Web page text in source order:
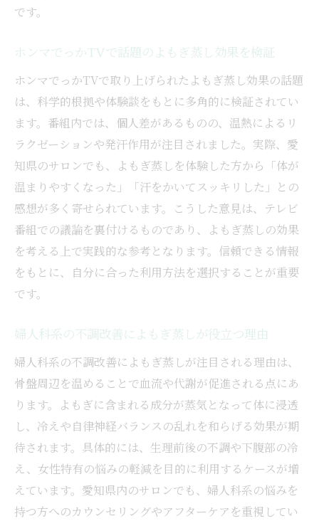
です。
ホンマでっかTVで話題のよもぎ蒸し効果を検証
ホンマでっかTVで取り上げられたよもぎ蒸し効果の話題
は、科学的根拠や体験談をもとに多角的に検証されてい
ます。番組内では、個人差があるものの、温熱によるリ
ラクゼーションや発汗作用が注目されました。実際、愛
知県のサロンでも、よもぎ蒸しを体験した方から「体が
温まりやすくなった」「汗をかいてスッキリした」との
感想が多く寄せられています。こうした意見は、テレビ
番組での議論を裏付けるものであり、よもぎ蒸しの効果
を考える上で実践的な参考となります。信頼できる情報
をもとに、自分に合った利用方法を選択することが重要
です。
婦人科系の不調改善によもぎ蒸しが役立つ理由
婦人科系の不調改善によもぎ蒸しが注目される理由は、
骨盤周辺を温めることで血流や代謝が促進される点にあ
ります。よもぎに含まれる成分が蒸気となって体に浸透
し、冷えや自律神経バランスの乱れを和らげる効果が期
待されます。具体的には、生理前後の不調や下腹部の冷
え、女性特有の悩みの軽減を目的に利用するケースが増
えています。愛知県内のサロンでも、婦人科系の悩みを
持つ方へのカウンセリングやアフターケアを重視してい